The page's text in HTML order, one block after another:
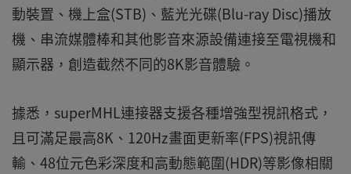
動裝置、機上盒(STB)、藍光光碟(Blu-ray Disc)播放
機、串流媒體棒和其他影音來源設備連接至電視機和
顯示器，創造截然不同的8K影音體驗。
據悉，superMHL連接器支援各種增強型視訊格式，
且可滿足最高8K、120Hz畫面更新率(FPS)視訊傳
輸、48位元色彩深度和高動態範圍(HDR)等影像相關